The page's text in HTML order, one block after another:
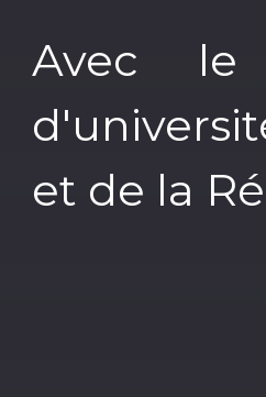
Avec le
et de la